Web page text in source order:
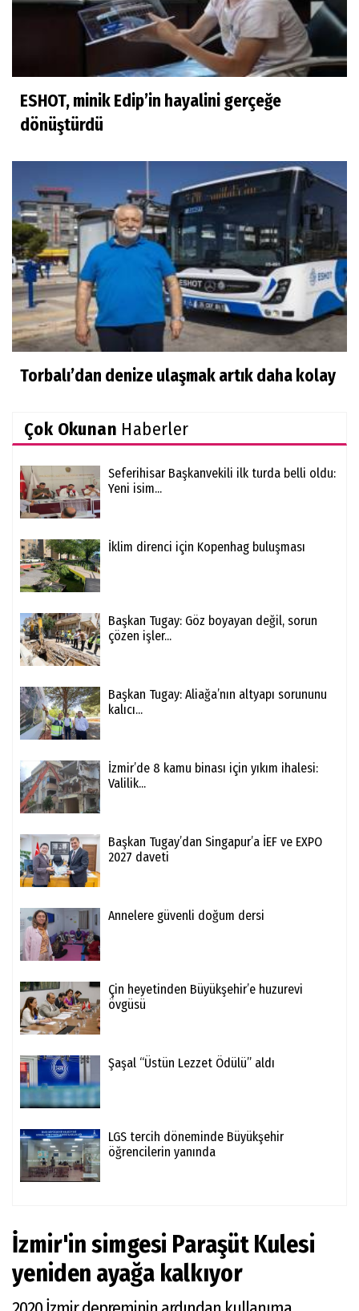
ESHOT, minik Edip’in hayalini gerçeğe
dönüştürdü
Torbalı’dan denize ulaşmak artık daha kolay
Çok Okunan Haberler
Seferihisar Başkanvekili ilk turda belli oldu:
Yeni isim...
İklim direnci için Kopenhag buluşması
Başkan Tugay: Göz boyayan değil, sorun
çözen işler...
Başkan Tugay: Aliağa’nın altyapı sorununu
kalıcı...
İzmir’de 8 kamu binası için yıkım ihalesi:
Valilik...
Başkan Tugay’dan Singapur’a İEF ve EXPO
2027 daveti
Annelere güvenli doğum dersi
Çin heyetinden Büyükşehir’e huzurevi
övgüsü
Şaşal “Üstün Lezzet Ödülü” aldı
LGS tercih döneminde Büyükşehir
öğrencilerin yanında
İzmir'in simgesi Paraşüt Kulesi
yeniden ayağa kalkıyor